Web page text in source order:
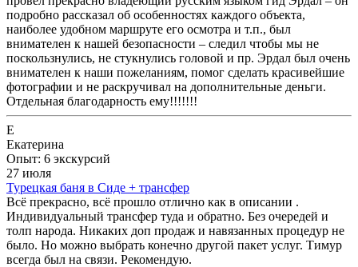
подробно рассказал об особенностях каждого объекта,
наиболее удобном маршруте его осмотра и т.п., был
внимателен к нашей безопасности – следил чтобы мы не
поскользнулись, не стукнулись головой и пр. Эрдал был очень
внимателен к наши пожеланиям, помог сделать красивейшие
фотографии и не раскручивал на дополнительные деньги.
Отдельная благодарность ему!!!!!!!
Е
Екатерина
Опыт: 6 экскурсий
27 июля
Турецкая баня в Сиде + трансфер
Всё прекрасно, всё прошло отлично как в описании .
Индивидуальный трансфер туда и обратно. Без очередей и
толп народа. Никаких доп продаж и навязанных процедур не
было. Но можно выбрать конечно другой пакет услуг. Тимур
всегда был на связи. Рекомендую.